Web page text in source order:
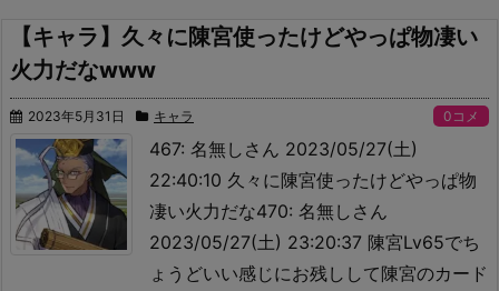
【キャラ】久々に陳宮使ったけどやっぱ物凄い
火力だなwww
2023年5月31日 キャラ 0コメ
467: 名無しさん 2023/05/27(土)
22:40:10 久々に陳宮使ったけどやっぱ物
凄い火力だな470: 名無しさん
2023/05/27(土) 23:20:37 陳宮Lv65でち
ょうどいい感じにお残しして陳宮のカード